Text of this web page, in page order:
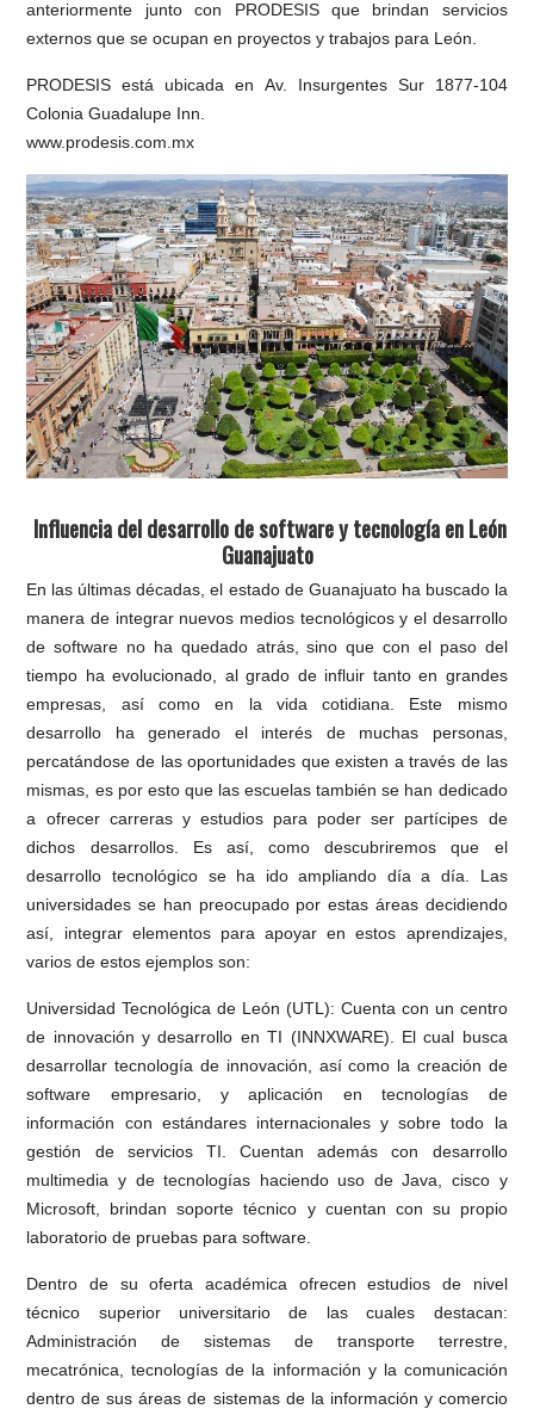
anteriormente junto con PRODESIS que brindan servicios
externos que se ocupan en proyectos y trabajos para León.
PRODESIS está ubicada en Av. Insurgentes Sur 1877-104
Colonia Guadalupe Inn.
www.prodesis.com.mx
Influencia del desarrollo de software y tecnología en León
Guanajuato
En las últimas décadas, el estado de Guanajuato ha buscado la
manera de integrar nuevos medios tecnológicos y el desarrollo
de software no ha quedado atrás, sino que con el paso del
tiempo ha evolucionado, al grado de influir tanto en grandes
empresas, así como en la vida cotidiana. Este mismo
desarrollo ha generado el interés de muchas personas,
percatándose de las oportunidades que existen a través de las
mismas, es por esto que las escuelas también se han dedicado
a ofrecer carreras y estudios para poder ser partícipes de
dichos desarrollos. Es así, como descubriremos que el
desarrollo tecnológico se ha ido ampliando día a día. Las
universidades se han preocupado por estas áreas decidiendo
así, integrar elementos para apoyar en estos aprendizajes,
varios de estos ejemplos son:
Universidad Tecnológica de León (UTL): Cuenta con un centro
de innovación y desarrollo en TI (INNXWARE). El cual busca
desarrollar tecnología de innovación, así como la creación de
software empresario, y aplicación en tecnologías de
información con estándares internacionales y sobre todo la
gestión de servicios TI. Cuentan además con desarrollo
multimedia y de tecnologías haciendo uso de Java, cisco y
Microsoft, brindan soporte técnico y cuentan con su propio
laboratorio de pruebas para software.
Dentro de su oferta académica ofrecen estudios de nivel
técnico superior universitario de las cuales destacan:
Administración de sistemas de transporte terrestre,
mecatrónica, tecnologías de la información y la comunicación
dentro de sus áreas de sistemas de la información y comercio